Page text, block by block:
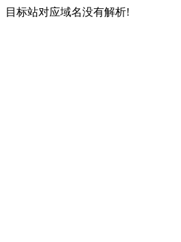
目标站对应域名没有解析!